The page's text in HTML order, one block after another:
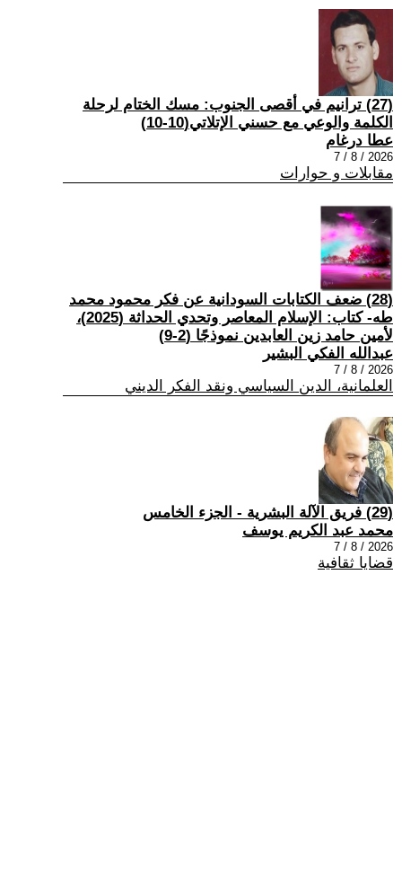
(27) ترانيم في أقصى الجنوب: مسك الختام لرحلة
الكلمة والوعي مع حسني الإتلاتي(10-10)
عطا درغام
2026 / 8 / 7
مقابلات و حوارات
(28) ضعف الكتابات السودانية عن فكر محمود محمد
طه- كتاب: الإسلام المعاصر وتحدي الحداثة (2025)،
لأمين حامد زين العابدين نموذجًا (2-9)
عبدالله الفكي البشير
2026 / 8 / 7
العلمانية، الدين السياسي ونقد الفكر الديني
(29) فريق الآلة البشرية - الجزء الخامس
محمد عبد الكريم يوسف
2026 / 8 / 7
قضايا ثقافية